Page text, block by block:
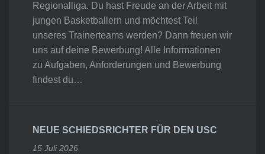
Regionalliga. Du hast Freude an der Arbeit mit
jungen Basketballern und möchtest Teil
unseres Trainerteams werden? Dann freuen wir
uns auf deine Bewerbung! Alle Informationen
zu Aufgaben, Anforderungen und Bewerbung
findest du…
NEUE SCHIEDSRICHTER FÜR DEN USC
15 Juli 2026